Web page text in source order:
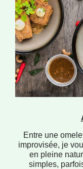
Entre une
improvisée, je
en pleine
simples,